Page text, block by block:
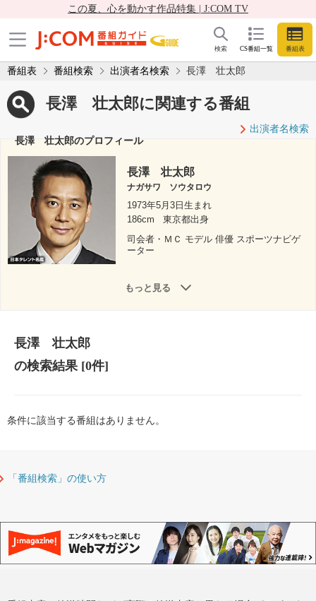
この夏、心を動かす作品特集 | J:COM TV
CS番組一覧 番組表
検索
番組表 番組検索 出演者名検索 長澤 壮太郎
長澤 壮太郎に関連する番組
出演者名検索
長澤 壮太郎のプロフィール
長澤 壮太郎
ナガサワ ソウタロウ
1973年5月3日生まれ
186cm
東京都出身
司会者・ＭＣ モデル 俳優 スポーツナビゲ
ーター
もっと見る
長澤 壮太郎
の検索結果[0件]
条件に該当する番組はありません。
「番組検索」の使い方